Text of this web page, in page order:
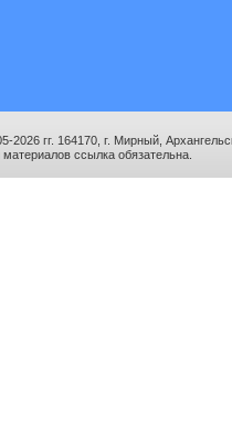
гг. 164170, г. Мирный,
ссылка обязательна.